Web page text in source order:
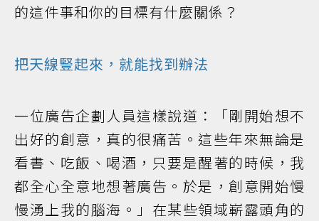
的這件事和你的目標有什麼關係？
把天線豎起來，就能找到辦法
一位廣告企劃人員這樣說道：「剛開始想不
出好的創意，真的很痛苦。這些年來無論是
看書、吃飯、喝酒，只要是醒著的時候，我
都全心全意地想著廣告。於是，創意開始慢
慢湧上我的腦海。」在某些領域嶄露頭角的